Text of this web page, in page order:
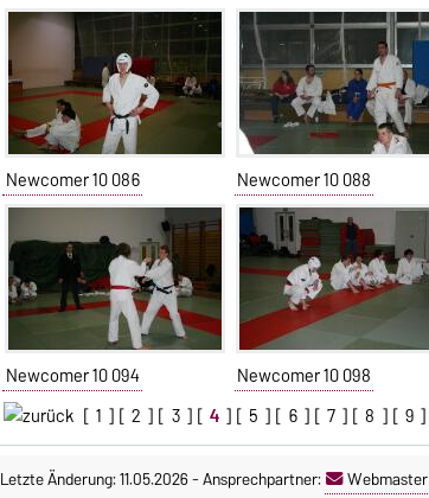
Newcomer 10 086 Newcomer 10 088
Newcomer 10 094 Newcomer 10 098
[ 1 ] [ 2 ] [ 3 ] [ 4 ] [ 5 ] [ 6 ] [ 7 ] [ 8 ] [ 9 ]
Letzte Änderung: 11.05.2026-Ansprechpartner: Webmaster